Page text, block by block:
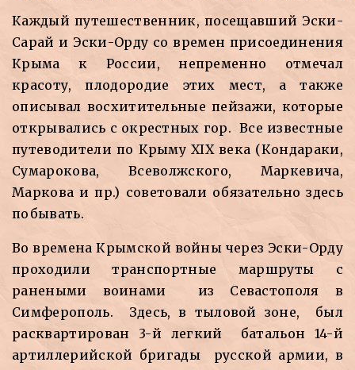
Каждый путешественник, посещавший Эски-
Сарай и Эски-Орду со времен присоединения
Крыма к России, непременно отмечал
красоту, плодородие этих мест, а также
описывал восхитительные пейзажи, которые
открывались с окрестных гор. Все известные
путеводители по Крыму XIX века (Кондараки,
Сумарокова, Всеволжского, Маркевича,
Маркова и пр.) советовали обязательно здесь
побывать.
Во времена Крымской войны через Эски-Орду
проходили транспортные маршруты с
ранеными воинами из Севастополя в
Симферополь. Здесь, в тыловой зоне, был
расквартирован 3-й легкий батальон 14-й
артиллерийской бригады русской армии, в